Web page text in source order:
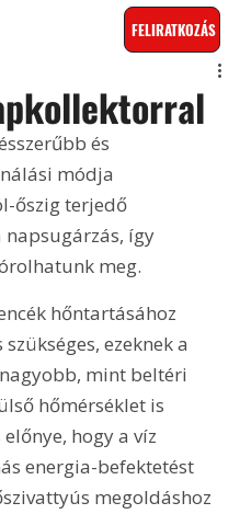
FELIRATKOZÁS
és
módja
őszig terjedő
napsugárzás, így
meg.
hőntartásához
ezeknek a
mint beltéri
hőmérséklet is
hogy a víz
energia-befektetést
megoldáshoz